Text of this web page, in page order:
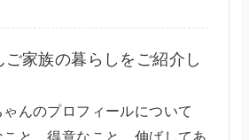
ご家族の暮らしをご紹介し
ゃんのプロフィールについて
こと、得意なこと、伸ばしてあ